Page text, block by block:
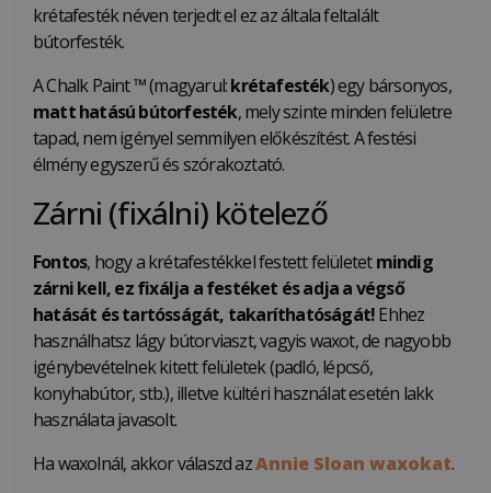
krétafesték néven terjedt el ez az általa feltalált
bútorfesték.
A Chalk Paint ™ (magyarul:krétafesték) egy bársonyos,
matt hatású bútorfesték, mely szinte minden felületre
tapad, nem igényel semmilyen előkészítést. A festési
élmény egyszerű és szórakoztató.
Zárni (fixálni) kötelező
Fontos, hogy a krétafestékkel festett felületetmindig
zárni kell, ez fixálja a festéket és adja a végső
hatását és tartósságát, takaríthatóságát!Ehhez
használhatsz lágy bútorviaszt, vagyis waxot, de nagyobb
igénybevételnek kitett felületek (padló, lépcső,
konyhabútor, stb.), illetve kültéri használat esetén lakk
használata javasolt.
Ha waxolnál, akkor válaszd azAnnie Sloan waxokat.